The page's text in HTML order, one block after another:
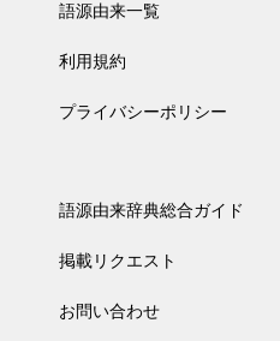
語源由来一覧
利用規約
プライバシーポリシー
語源由来辞典総合ガイド
掲載リクエスト
お問い合わせ